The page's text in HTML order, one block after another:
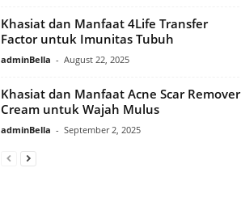
Khasiat dan Manfaat 4Life Transfer
Factor untuk Imunitas Tubuh
adminBella - August 22, 2025
Khasiat dan Manfaat Acne Scar Remover
Cream untuk Wajah Mulus
adminBella - September 2, 2025